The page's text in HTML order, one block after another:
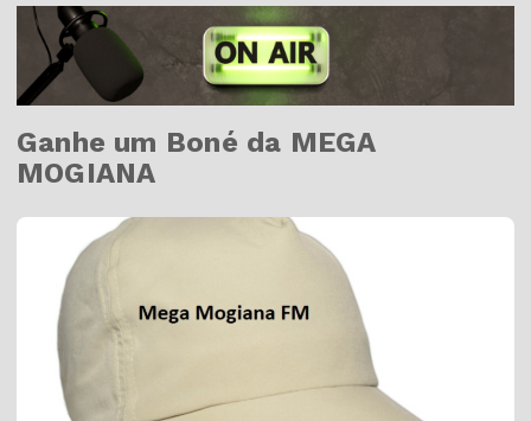
Ganhe um Boné da MEGA
MOGIANA